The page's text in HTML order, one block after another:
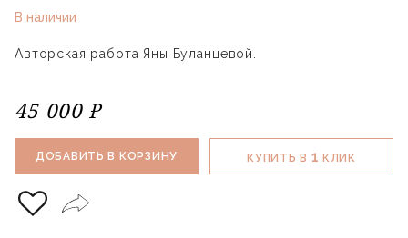
В наличии
Авторская работа Яны Буланцевой.
45 000 ₽
ДОБАВИТЬ В КОРЗИНУ КУПИТЬ В 1 КЛИК